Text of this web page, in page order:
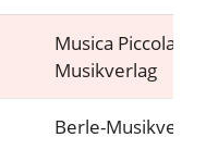
Musica Piccola
Musikverlag
Berle-